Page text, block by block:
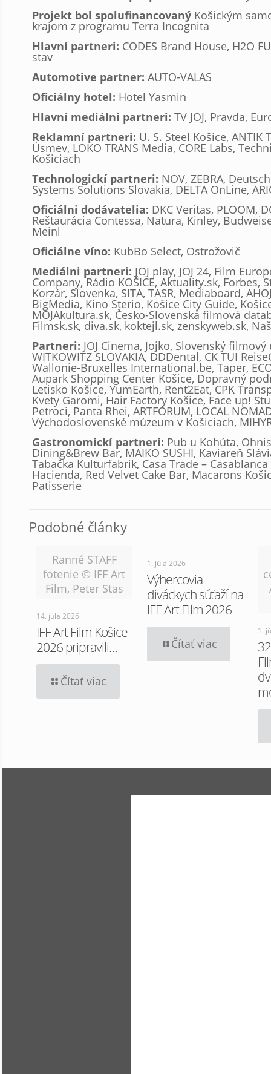
Projekt bol spolufinancovaný Košickým
krajom z programu Terra Incognita
Hlavní partneri: CODES Brand House, H2O
stav
Automotive partner:AUTO-VALAS
Oficiálny hotel: Hotel Yasmin
Hlavní mediálni partneri:TV JOJ, Pravda,
Reklamní partneri: U. S. Steel Košice, ANTIK
Úsmev, LOKO TRANS Media, CORE Labs,
Košiciach
Technologickí partneri: NOV, ZEBRA,
Systems Solutions Slovakia, DELTA OnLine,
Oficiálni dodávatelia: DKC Veritas, PLOOM,
Reštaurácia Contessa, Natura, Kinley,
Meinl
Oficiálne víno: KubBo Select, Ostrožovič
Mediálni partneri: JOJ play, JOJ 24, Film
Company, Rádio KOŠICE, Aktuality.sk, Forbes,
Korzár, Slovenka, SITA, TASR, Mediaboard,
BigMedia, Kino Sterio, Košice City Guide,
MOJAkultura.sk, Česko-Slovenská filmová
Filmsk.sk, diva.sk, koktejl.sk, zenskyweb.sk,
Partneri: JOJ Cinema, Jojko, Slovenský filmový
WITKOWITZ SLOVAKIA, DDDental, CK TUI
Wallonie-Bruxelles International.be, Taper,
Aupark Shopping Center Košice, Dopravný
Letisko Košice, YumEarth, Rent2Eat, CPK
Kvety Garomi, Hair Factory Košice, Face up!
Petroci, Panta Rhei, ARTFORUM, LOCAL
Východoslovenské múzeum v Košiciach,
Gastronomickí partneri: Pub u Kohúta,
Dining&Brew Bar, MAIKO SUSHI, Kaviareň
Tabačka Kulturfabrik, Casa Trade – Casablanca
Hacienda, Red Velvet Cake Bar, Macarons
Patisserie
Podobné články
Ranné STAFF
fotenie © IFF Art
Film, Peter Stas
14. júla 2026
IFF Art Film Košice
2026 pripravili…
Čítať viac
1. júla 2026
Výhercovia
diváckych súťaží na
IFF Art Film 2026
Čítať viac
1.